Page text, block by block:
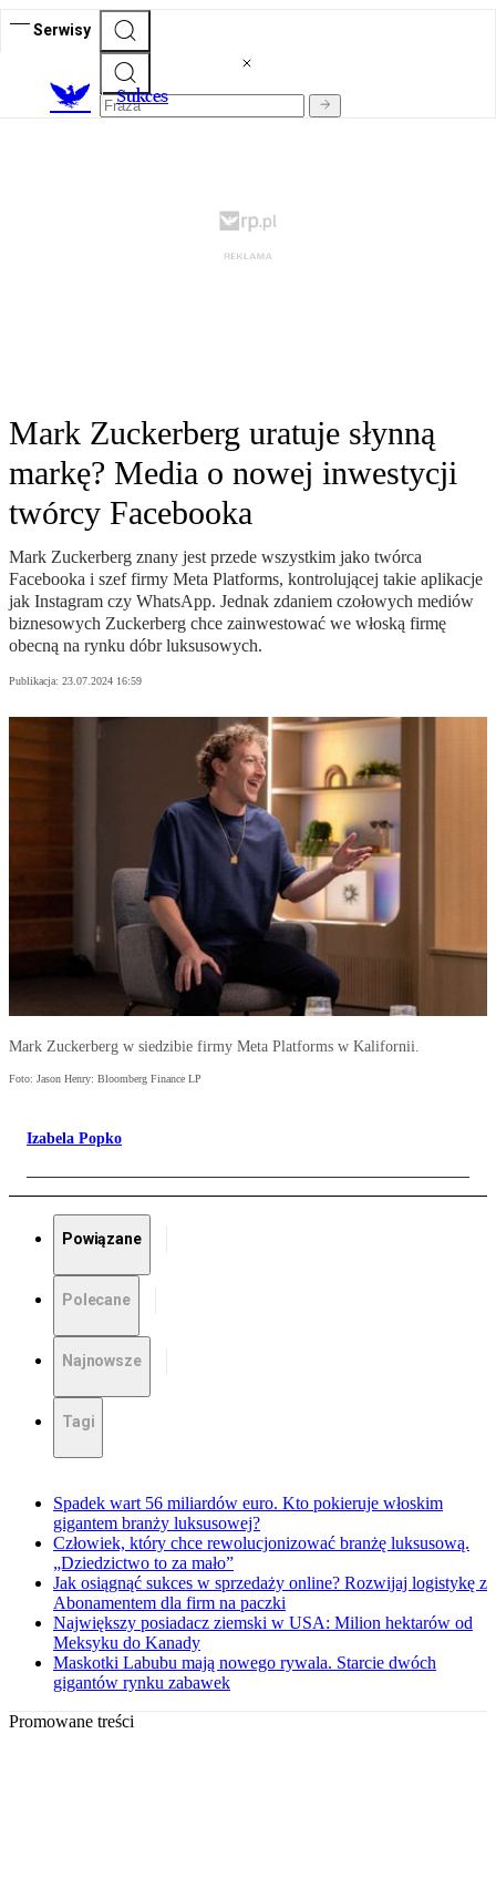
Serwisy
Sukces
Mark Zuckerberg uratuje słynną
markę? Media o nowej inwestycji
twórcy Facebooka
Mark Zuckerberg znany jest przede wszystkim jako twórca
Facebooka i szef firmy Meta Platforms, kontrolującej takie aplikacje
jak Instagram czy WhatsApp. Jednak zdaniem czołowych mediów
biznesowych Zuckerberg chce zainwestować we włoską firmę
obecną na rynku dóbr luksusowych.
Publikacja: 23.07.2024 16:59
Mark Zuckerberg w siedzibie firmy Meta Platforms w Kalifornii.
Foto: Jason Henry: Bloomberg Finance LP
Izabela Popko
Powiązane
Polecane
Najnowsze
Tagi
Spadek wart 56 miliardów euro. Kto pokieruje włoskim
gigantem branży luksusowej?
Człowiek, który chce rewolucjonizować branżę luksusową.
„Dziedzictwo to za mało”
Jak osiągnąć sukces w sprzedaży online? Rozwijaj logistykę z
Abonamentem dla firm na paczki
Największy posiadacz ziemski w USA: Milion hektarów od
Meksyku do Kanady
Maskotki Labubu mają nowego rywala. Starcie dwóch
gigantów rynku zabawek
Promowane treści